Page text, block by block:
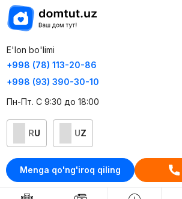
Menga qo'ng'iroq qiling
E'lon bo'limi
+998 (78) 113-20-86
+998 (93) 390-30-10
Пн-Пт. С 9:30 до 18:00
RU UZ
Kontaktlar